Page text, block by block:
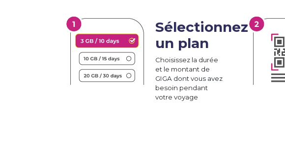
Sélectionnez
un plan
Choisissez la durée
et le montant de
GIGA dont vous avez
besoin pendant
votre voyage